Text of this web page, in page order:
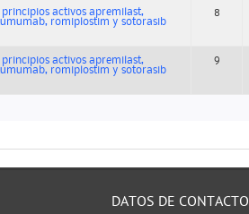
activos apremilast,
romiplostim y sotorasib
8
activos apremilast,
romiplostim y sotorasib
9
DATOS DE CONTACTO